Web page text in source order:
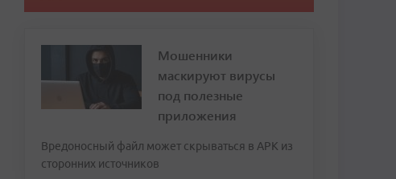
Мошенники
маскируют вирусы
под полезные
приложения
Вредоносный файл может скрываться в APK из
сторонних источников